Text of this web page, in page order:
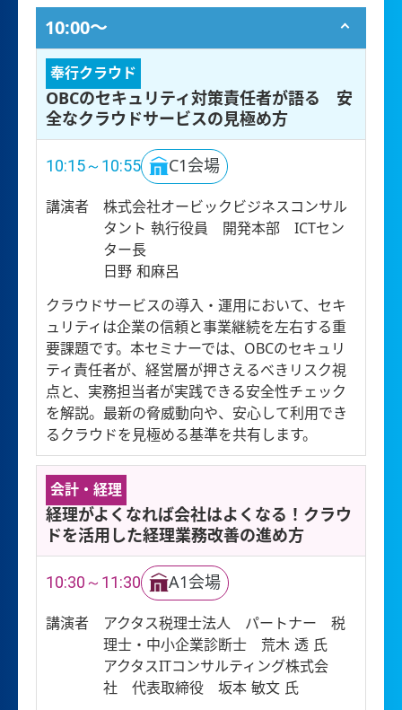
10:00〜
奉行クラウド
OBCのセキュリティ対策責任者が語る 安
全なクラウドサービスの見極め方
10:15～10:55 C1会場
講演者
株式会社オービックビジネスコンサル
タント 執行役員 開発本部 ICTセン
ター長
日野 和麻呂
クラウドサービスの導入・運用において、セキ
ュリティは企業の信頼と事業継続を左右する重
要課題です。本セミナーでは、OBCのセキュリ
ティ責任者が、経営層が押さえるべきリスク視
点と、実務担当者が実践できる安全性チェック
を解説。最新の脅威動向や、安心して利用でき
るクラウドを見極める基準を共有します。
会計・経理
経理がよくなれば会社はよくなる！クラウ
ドを活用した経理業務改善の進め方
10:30～11:30 A1会場
講演者
アクタス税理士法人 パートナー 税
理士・中小企業診断士 荒木 透 氏
アクタスITコンサルティング株式会
社 代表取締役 坂本 敏文 氏